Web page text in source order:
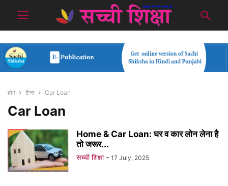
होम टैग्स Car Loan
Car Loan
Home & Car Loan: घर व कार लोन लेना है
तो जरूर...
सच्ची शिक्षा - 17 July, 2025